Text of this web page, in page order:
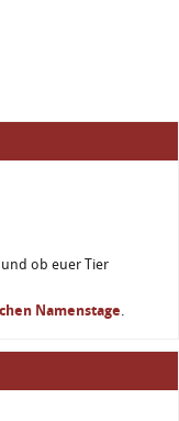
ob euer Tier
Namenstage.